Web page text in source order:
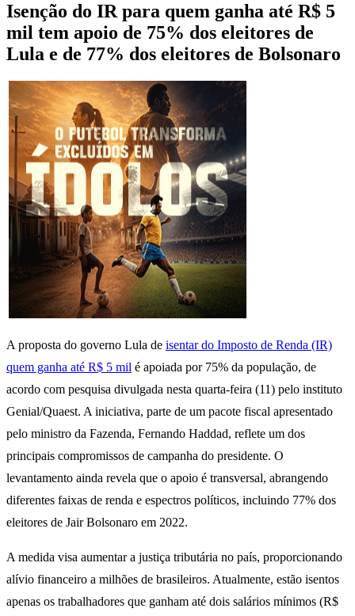
Isenção do IR para quem ganha até R$ 5
mil tem apoio de 75% dos eleitores de
Lula e de 77% dos eleitores de Bolsonaro
A proposta do governo Lula de isentar do Imposto de Renda (IR)
quem ganha até R$ 5 mil é apoiada por 75% da população, de
acordo com pesquisa divulgada nesta quarta-feira (11) pelo instituto
Genial/Quaest. A iniciativa, parte de um pacote fiscal apresentado
pelo ministro da Fazenda, Fernando Haddad, reflete um dos
principais compromissos de campanha do presidente. O
levantamento ainda revela que o apoio é transversal, abrangendo
diferentes faixas de renda e espectros políticos, incluindo 77% dos
eleitores de Jair Bolsonaro em 2022.
A medida visa aumentar a justiça tributária no país, proporcionando
alívio financeiro a milhões de brasileiros. Atualmente, estão isentos
apenas os trabalhadores que ganham até dois salários mínimos (R$